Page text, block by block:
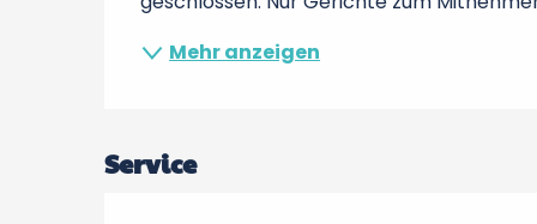
Mehr anzeigen
Service